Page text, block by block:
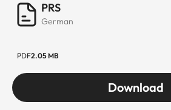
PRS
German
PDF2.05 MB
Download